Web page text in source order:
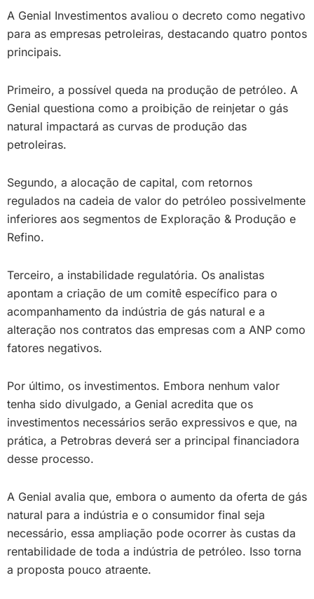
A Genial Investimentos avaliou o decreto como negativo
para as empresas petroleiras, destacando quatro pontos
principais.
Primeiro, a possível queda na produção de petróleo. A
Genial questiona como a proibição de reinjetar o gás
natural impactará as curvas de produção das
petroleiras.
Segundo, a alocação de capital, com retornos
regulados na cadeia de valor do petróleo possivelmente
inferiores aos segmentos de Exploração & Produção e
Refino.
Terceiro, a instabilidade regulatória. Os analistas
apontam a criação de um comitê específico para o
acompanhamento da indústria de gás natural e a
alteração nos contratos das empresas com a ANP como
fatores negativos.
Por último, os investimentos. Embora nenhum valor
tenha sido divulgado, a Genial acredita que os
investimentos necessários serão expressivos e que, na
prática, a Petrobras deverá ser a principal financiadora
desse processo.
A Genial avalia que, embora o aumento da oferta de gás
natural para a indústria e o consumidor final seja
necessário, essa ampliação pode ocorrer às custas da
rentabilidade de toda a indústria de petróleo. Isso torna
a proposta pouco atraente.